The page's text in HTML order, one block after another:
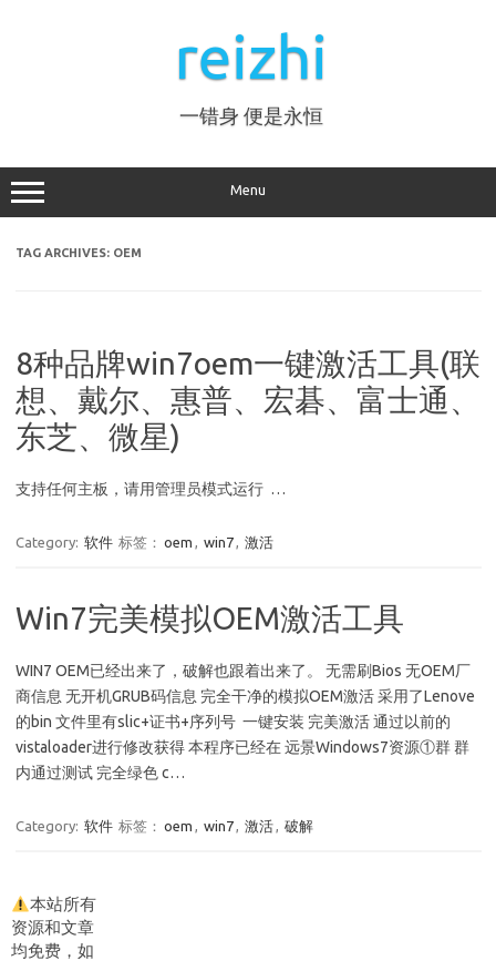
reizhi
一错身 便是永恒
Menu
TAG ARCHIVES: OEM
8种品牌win7oem一键激活工具(联
想、戴尔、惠普、宏碁、富士通、
东芝、微星)
支持任何主板，请用管理员模式运行 …
Category: 软件 标签： oem , win7, 激活
Win7完美模拟OEM激活工具
WIN7 OEM已经出来了，破解也跟着出来了。 无需刷Bios 无OEM厂
商信息 无开机GRUB码信息 完全干净的模拟OEM激活 采用了Lenove
的bin 文件里有slic+证书+序列号 一键安装 完美激活 通过以前的
vistaloader进行修改获得 本程序已经在 远景Windows7资源①群 群
内通过测试 完全绿色 c…
Category: 软件 标签： oem , win7, 激活, 破解
本站所有
资源和文章
均免费，如